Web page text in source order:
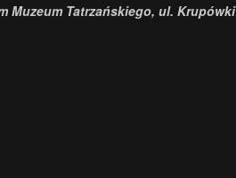
Muzeum Tatrzańskiego, ul.